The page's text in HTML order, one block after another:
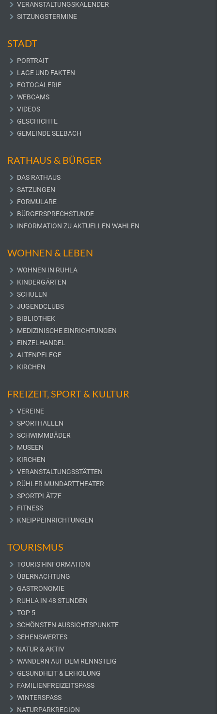
VERANSTALTUNGSKALENDER
SITZUNGSTERMINE
STADT
PORTRAIT
LAGE UND FAKTEN
FOTOGALERIE
WEBCAMS
VIDEOS
GESCHICHTE
GEMEINDE SEEBACH
RATHAUS & BÜRGER
DAS RATHAUS
SATZUNGEN
FORMULARE
BÜRGERSPRECHSTUNDE
INFORMATION ZU AKTUELLEN WAHLEN
WOHNEN & LEBEN
WOHNEN IN RUHLA
KINDERGÄRTEN
SCHULEN
JUGENDCLUBS
BIBLIOTHEK
MEDIZINISCHE EINRICHTUNGEN
EINZELHANDEL
ALTENPFLEGE
KIRCHEN
FREIZEIT, SPORT & KULTUR
VEREINE
SPORTHALLEN
SCHWIMMBÄDER
MUSEEN
KIRCHEN
VERANSTALTUNGSSTÄTTEN
RÜHLER MUNDARTTHEATER
SPORTPLÄTZE
FITNESS
KNEIPPEINRICHTUNGEN
TOURISMUS
TOURIST-INFORMATION
ÜBERNACHTUNG
GASTRONOMIE
RUHLA IN 48 STUNDEN
TOP 5
SCHÖNSTEN AUSSICHTSPUNKTE
SEHENSWERTES
NATUR & AKTIV
WANDERN AUF DEM RENNSTEIG
GESUNDHEIT & ERHOLUNG
FAMILIENFREIZEITSPASS
WINTERSPASS
NATURPARKREGION